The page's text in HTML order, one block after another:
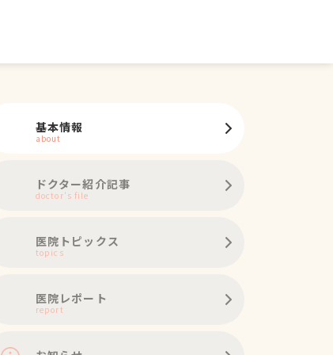
基本情報
about
ドクター紹介記事
doctor's file
医院トピックス
topics
医院レポート
report